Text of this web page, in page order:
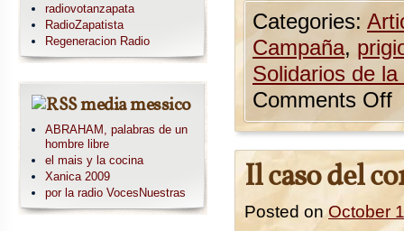
Categories:
Campaña,
Solidarios de
Comments Off
Il caso del
Posted on October
radiovotanzapata
RadioZapatista
Regeneracion Radio
media messico
ABRAHAM, palabras de un
hombre libre
el mais y la cocina
Xanica 2009
por la radio VocesNuestras